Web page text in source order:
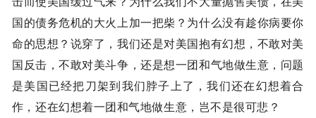
国的债务危机的大火上加一把柴？为什么没有趁你病要你
命的思想？说穿了，我们还是对美国抱有幻想，不敢对美
国反击，不敢对美斗争，还是想一团和气地做生意，问题
是美国已经把刀架到我们脖子上了，我们还在幻想着合
作，还在幻想着一团和气地做生意，岂不是很可悲？